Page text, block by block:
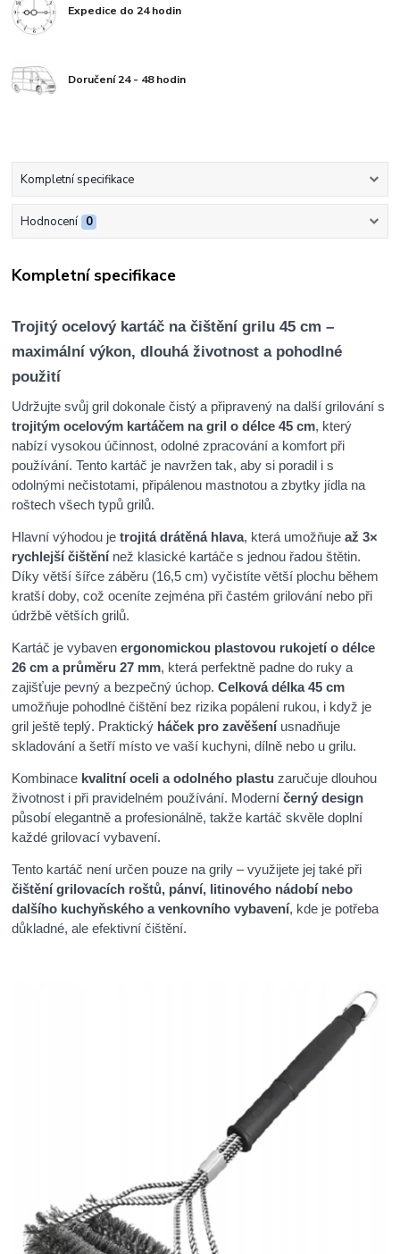
Expedice do 24 hodin
Doručení 24 - 48 hodin
Kompletní specifikace
Hodnocení 0
Kompletní specifikace
Trojitý ocelový kartáč na čištění grilu 45 cm –
maximální výkon, dlouhá životnost a pohodlné
použití
Udržujte svůj gril dokonale čistý a připravený na další grilování s
trojitým ocelovým kartáčem na gril o délce 45 cm, který
nabízí vysokou účinnost, odolné zpracování a komfort při
používání. Tento kartáč je navržen tak, aby si poradil i s
odolnými nečistotami, připálenou mastnotou a zbytky jídla na
roštech všech typů grilů.
Hlavní výhodou jetrojitá drátěná hlava, která umožňujeaž 3×
rychlejší čištěnínež klasické kartáče s jednou řadou štětin.
Díky větší šířce záběru (16,5 cm) vyčistíte větší plochu během
kratší doby, což oceníte zejména při častém grilování nebo při
údržbě větších grilů.
Kartáč je vybavenergonomickou plastovou rukojetí o délce
26 cm a průměru 27 mm, která perfektně padne do ruky a
zajišťuje pevný a bezpečný úchop.Celková délka 45 cm
umožňuje pohodlné čištění bez rizika popálení rukou, i když je
gril ještě teplý. Praktický háček pro zavěšeníusnadňuje
skladování a šetří místo ve vaší kuchyni, dílně nebo u grilu.
Kombinace kvalitní oceli a odolného plastu zaručuje dlouhou
životnost i při pravidelném používání. Moderníčerný design
působí elegantně a profesionálně, takže kartáč skvěle doplní
každé grilovací vybavení.
Tento kartáč není určen pouze na grily – využijete jej také při
čištění grilovacích roštů, pánví, litinového nádobí nebo
dalšího kuchyňského a venkovního vybavení, kde je potřeba
důkladné, ale efektivní čištění.